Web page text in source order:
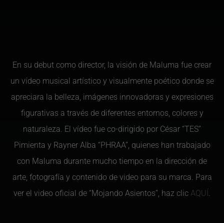
En su debut como director, la visión de Maluma fue crear
un vídeo musical artístico y visualmente poético donde se
apreciara la belleza, imágenes innovadoras y expresiones
figurativas a través de diferentes entornos, colores y
naturaleza. El vídeo fue co-dirigido por César “TES”
Pimienta y Rayner Alba “PHRAA”, quienes han trabajado
con Maluma durante mucho tiempo en la dirección de
arte, fotografía y contenido de video para su marca. Para
ver el video oficial de “Mojando Asientos”, haz clic AQUÍ.